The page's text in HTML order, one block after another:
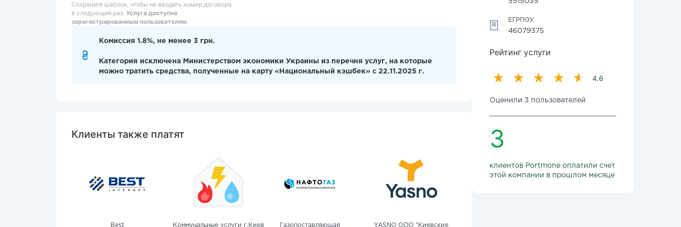
Сохраните шаблон, чтобы не вводить номер договора
в следующий раз. Услуга доступна
зарегистрированным пользователям.
Комиссия 1.8%, не менее 3 грн.
Категория исключена Министерством экономики Украины из перечня услуг, на которые
можно тратить средства, полученные на карту «Национальный кэшбек» с 22.11.2025 г.
Клиенты также платят
Best Коммунальные услуги г.Киев Газопоставляющая YASNO OOO "Киевские
ЕГРПОУ
46079375
Рейтинг услуги
4.6
Оценили 3 пользователей
3
клиентов Portmone оплатили счет
этой компании в прошлом месяце